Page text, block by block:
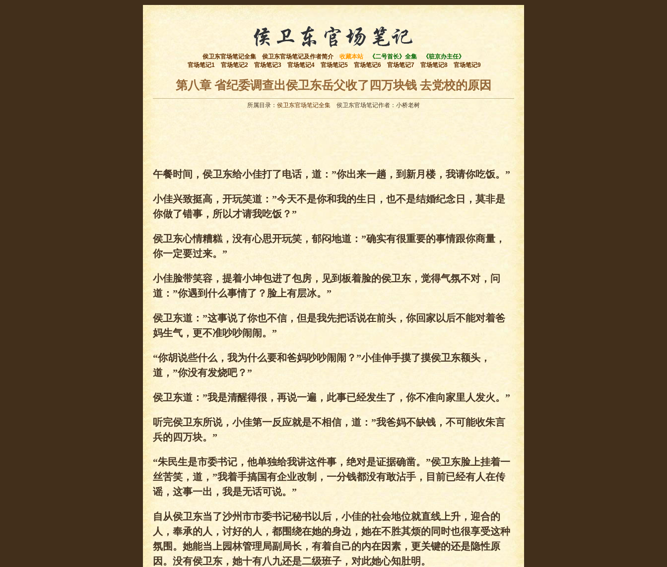
侯卫东官场笔记全集 侯卫东官场笔记及作者简介 收藏本站 《二号首长》全集
《驻京办主任》
官场笔记1
官场笔记2 官场笔记3 官场笔记4 官场笔记5 官场笔记6 官场笔记7 官场笔记8 官场笔记9
第八章 省纪委调查出侯卫东岳父收了四万块钱 去党校的原因
所属目录： 侯卫东官场笔记全集 侯卫东官场笔记作者：小桥老树
午餐时间，侯卫东给小佳打了电话，道：”你出来一趟，到新月楼，我请你吃饭。”
小佳兴致挺高，开玩笑道：”今天不是你和我的生日，也不是结婚纪念日，莫非是
你做了错事，所以才请我吃饭？”
侯卫东心情糟糕，没有心思开玩笑，郁闷地道：”确实有很重要的事情跟你商量，
你一定要过来。”
小佳脸带笑容，提着小坤包进了包房，见到板着脸的侯卫东，觉得气氛不对，问
道：”你遇到什么事情了？脸上有层冰。”
侯卫东道：”这事说了你也不信，但是我先把话说在前头，你回家以后不能对着爸
妈生气，更不准吵吵闹闹。”
“你胡说些什么，我为什么要和爸妈吵吵闹闹？”小佳伸手摸了摸侯卫东额头，
道，”你没有发烧吧？”
侯卫东道：”我是清醒得很，再说一遍，此事已经发生了，你不准向家里人发火。”
听完侯卫东所说，小佳第一反应就是不相信，道：”我爸妈不缺钱，不可能收朱言
兵的四万块。”
“朱民生是市委书记，他单独给我讲这件事，绝对是证据确凿。”侯卫东脸上挂着一
丝苦笑，道，”我着手搞国有企业改制，一分钱都没有敢沾手，目前已经有人在传
谣，这事一出，我是无话可说。”
自从侯卫东当了沙州市市委书记秘书以后，小佳的社会地位就直线上升，迎合的
人，奉承的人，讨好的人，都围绕在她的身边，她在不胜其烦的同时也很享受这种
氛围。她能当上园林管理局副局长，有着自己的内在因素，更关键的还是隐性原
因。没有侯卫东，她十有八九还是二级班子，对此她心知肚明。